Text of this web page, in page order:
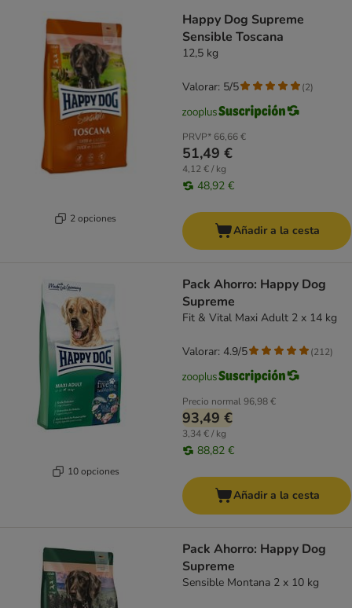
2 opciones
Happy Dog Supreme
Sensible Toscana
12,5 kg
PRVP* 66,66 €
51,49 €
4,12 € / kg
48,92 €
Valorar: 5/5 (2)
Añadir a la cesta
10 opciones
Pack Ahorro: Happy Dog
Supreme
Fit & Vital Maxi Adult 2 x 14 kg
Precio normal96,98 €
93,49 €
3,34 € / kg
88,82 €
Valorar: 4.9/5 (212)
Añadir a la cesta
Pack Ahorro: Happy Dog
Supreme
Sensible Montana 2 x 10 kg